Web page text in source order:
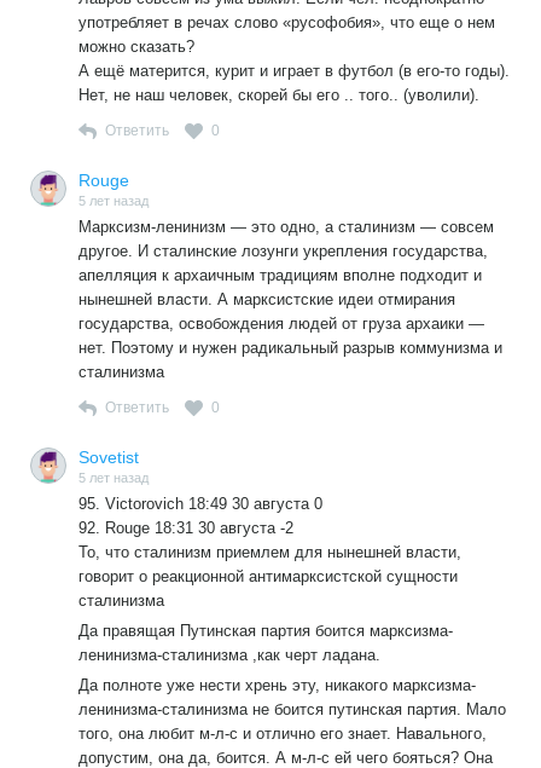
употребляет в речах слово «русофобия», что еще о нем
можно сказать?
А ещё матерится, курит и играет в футбол (в его-то годы).
Нет, не наш человек, скорей бы его .. того.. (уволили).
Ответить 0
Rouge
5 лет назад
Марксизм-ленинизм — это одно, а сталинизм — совсем
другое. И сталинские лозунги укрепления государства,
апелляция к архаичным традициям вполне подходит и
нынешней власти. А марксистские идеи отмирания
государства, освобождения людей от груза архаики —
нет. Поэтому и нужен радикальный разрыв коммунизма и
сталинизма
Ответить 0
Sovetist
5 лет назад
95. Victorovich 18:49 30 августа 0
92. Rouge 18:31 30 августа -2
То, что сталинизм приемлем для нынешней власти,
говорит о реакционной антимарксистской сущности
сталинизма
Да правящая Путинская партия боится марксизма-
ленинизма-сталинизма ,как черт ладана.
Да полноте уже нести хрень эту, никакого марксизма-
ленинизма-сталинизма не боится путинская партия. Мало
того, она любит м-л-с и отлично его знает. Навального,
допустим, она да, боится. А м-л-с ей чего бояться? Она